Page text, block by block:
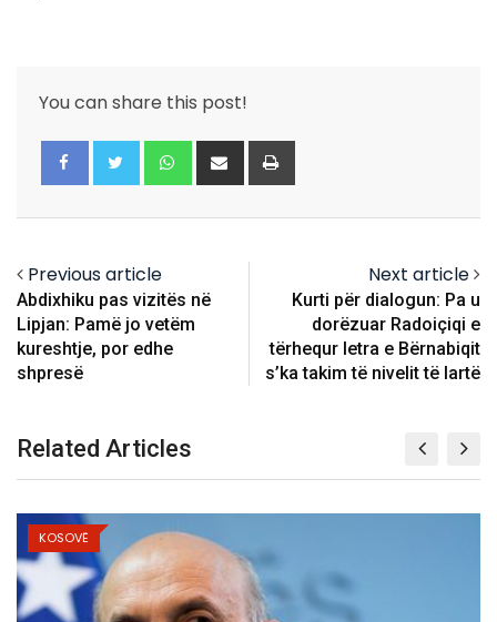
You can share this post!
Whatsapp
Share
via
Previous article
Abdixhiku pas vizitës në
Lipjan: Pamë jo vetëm
kureshtje, por edhe
shpresë
Next article
Kurti për dialogun: Pa u
dorëzuar Radoiçiqi e
tërhequr letra e Bërnabiqit
s’ka takim të nivelit të lartë
Related Articles
KOSOVË